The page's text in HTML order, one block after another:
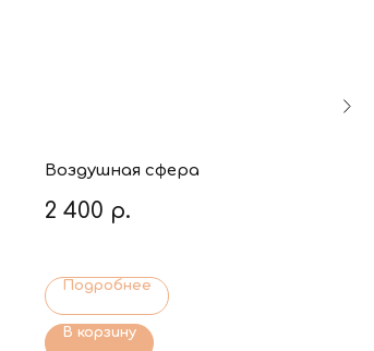
Воздушная сфера
2 400 р.
Подробнее
В корзину